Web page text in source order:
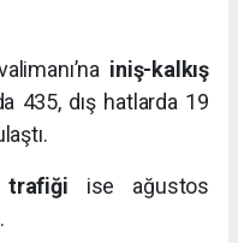
iniş-kalkış
435, dış hatlarda 19
trafiği ise ağustos